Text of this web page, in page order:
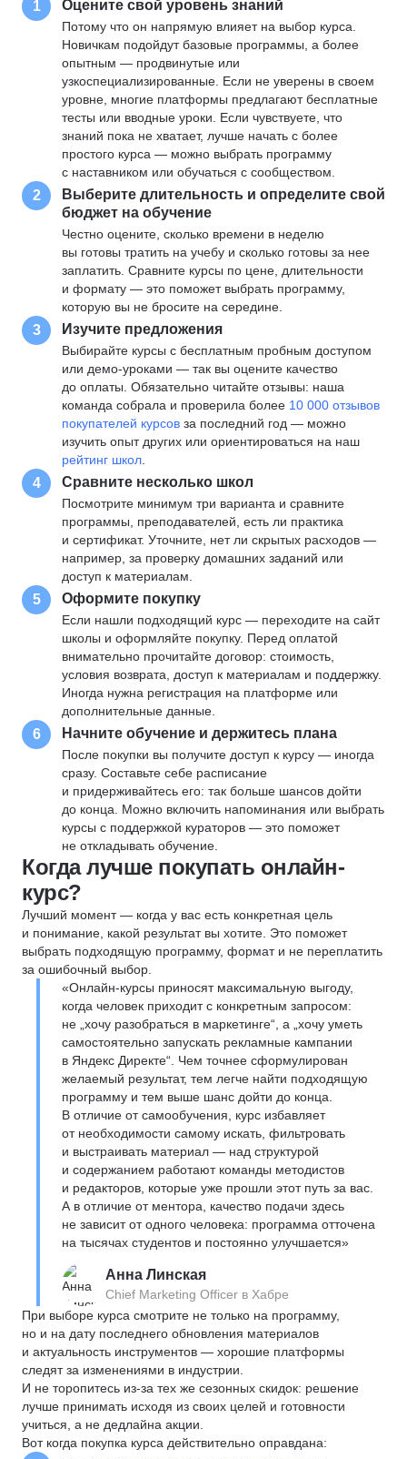
1 Оцените свой уровень знаний
Потому что он напрямую влияет на выбор курса.
Новичкам подойдут базовые программы, а более
опытным — продвинутые или
узкоспециализированные. Если не уверены в своем
уровне, многие платформы предлагают бесплатные
тесты или вводные уроки. Если чувствуете, что
знаний пока не хватает, лучше начать с более
простого курса — можно выбрать программу
с наставником или обучаться с сообществом.
2
Выберите длительность и определите свой
бюджет на обучение
Честно оцените, сколько времени в неделю
вы готовы тратить на учебу и сколько готовы за нее
заплатить. Сравните курсы по цене, длительности
и формату — это поможет выбрать программу,
которую вы не бросите на середине.
3 Изучите предложения
Выбирайте курсы с бесплатным пробным доступом
или демо-уроками — так вы оцените качество
до оплаты. Обязательно читайте отзывы: наша
команда собрала и проверила более 10 000 отзывов
покупателей курсов за последний год — можно
изучить опыт других или ориентироваться на наш
рейтинг школ
4 Сравните несколько школ
Посмотрите минимум три варианта и сравните
программы, преподавателей, есть ли практика
и сертификат. Уточните, нет ли скрытых расходов —
например, за проверку домашних заданий или
доступ к материалам.
5 Оформите покупку
Если нашли подходящий курс — переходите на сайт
школы и оформляйте покупку. Перед оплатой
внимательно прочитайте договор: стоимость,
условия возврата, доступ к материалам и поддержку.
Иногда нужна регистрация на платформе или
дополнительные данные.
6 Начните обучение и держитесь плана
После покупки вы получите доступ к курсу — иногда
сразу. Составьте себе расписание
и придерживайтесь его: так больше шансов дойти
до конца. Можно включить напоминания или выбрать
курсы с поддержкой кураторов — это поможет
не откладывать обучение.
Когда лучше покупать онлайн-
курс?
Лучший момент — когда у вас есть конкретная цель
и понимание, какой результат вы хотите. Это поможет
выбрать подходящую программу, формат и не переплатить
за ошибочный выбор.
«Онлайн-курсы приносят максимальную выгоду,
когда человек приходит с конкретным запросом:
не „хочу разобраться в маркетинге“, а „хочу уметь
самостоятельно запускать рекламные кампании
в Яндекс Директе“. Чем точнее сформулирован
желаемый результат, тем легче найти подходящую
программу и тем выше шанс дойти до конца.
В отличие от самообучения, курс избавляет
от необходимости самому искать, фильтровать
и выстраивать материал — над структурой
и содержанием работают команды методистов
и редакторов, которые уже прошли этот путь за вас.
А в отличие от ментора, качество подачи здесь
не зависит от одного человека: программа отточена
на тысячах студентов и постоянно улучшается»
Анна Линская
Chief Marketing Officer в Хабре
При выборе курса смотрите не только на программу,
но и на дату последнего обновления материалов
и актуальность инструментов — хорошие платформы
следят за изменениями в индустрии.
И не торопитесь из-за тех же сезонных скидок: решение
лучше принимать исходя из своих целей и готовности
учиться, а не дедлайна акции.
Вот когда покупка курса действительно оправдана: